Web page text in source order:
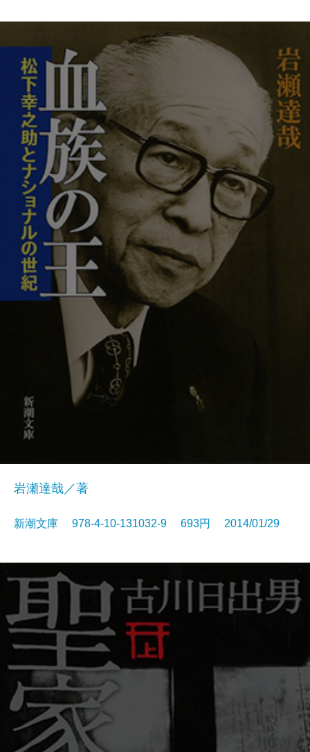
岩瀬達哉／著
新潮文庫 978-4-10-131032-9 693円 2014/01/29